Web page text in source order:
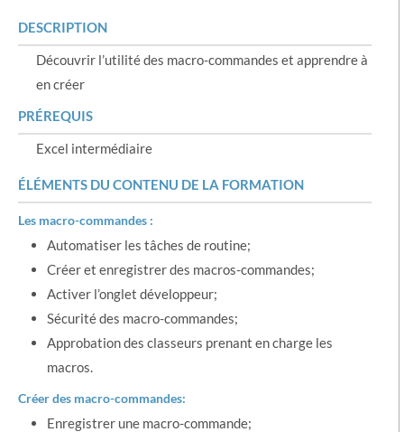
DESCRIPTION
Découvrir l’utilité des macro-commandes et apprendre à
en créer
PRÉREQUIS
Excel intermédiaire
ÉLÉMENTS DU CONTENU DE LA FORMATION
Les macro-commandes :
Automatiser les tâches de routine;
Créer et enregistrer des macros-commandes;
Activer l’onglet développeur;
Sécurité des macro-commandes;
Approbation des classeurs prenant en charge les
macros.
Créer des macro-commandes:
Enregistrer une macro-commande;